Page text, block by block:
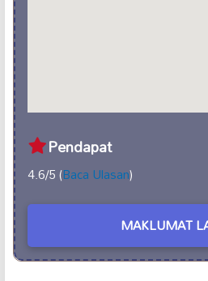
Pendapat
4.6/5 (Baca Ulasan)
MAKLUMAT